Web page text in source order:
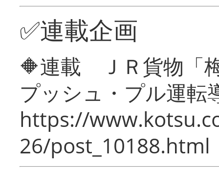
✅連載企画
🔶連載 ＪＲ貨物「
プッシュ・プル運転
https://
26/post_10188.html